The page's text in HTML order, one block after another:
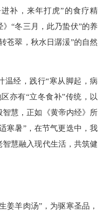
补，来年打虎”的食疗精
“冬三月，此乃蛰伏”的养
苍翠，秋水日潺湲”的自然
经，践行“寒从脚起，病
亦有“立冬食补”传统，以
慧，正如《黄帝内经》所
寒暑”，在节气更迭中，我
慧融入现代生活，共筑健
羊肉汤”，为驱寒圣品，